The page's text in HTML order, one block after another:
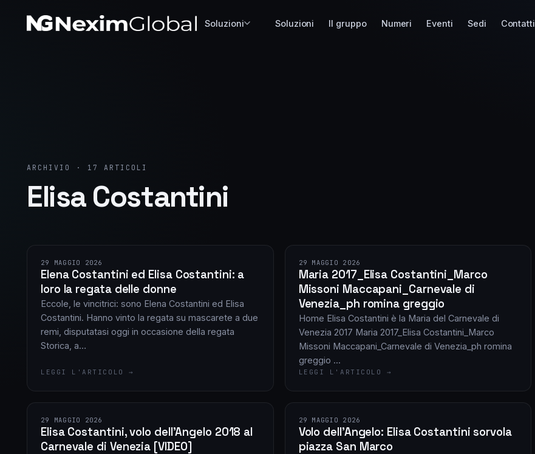
Soluzioni Soluzioni Il gruppo Numeri Eventi Sedi Contatti
ARCHIVIO · 17 ARTICOLI
Elisa Costantini
29 MAGGIO 2026
Elena Costantini ed Elisa Costantini: a
loro la regata delle donne
Eccole, le vincitrici: sono Elena Costantini ed Elisa
Costantini. Hanno vinto la regata su mascarete a due
remi, disputatasi oggi in occasione della regata
Storica, a…
LEGGI L'ARTICOLO →
29 MAGGIO 2026
Maria 2017_Elisa Costantini_Marco
Missoni Maccapani_Carnevale di
Venezia_ph romina greggio
Home Elisa Costantini è la Maria del Carnevale di
Venezia 2017 Maria 2017_Elisa Costantini_Marco
Missoni Maccapani_Carnevale di Venezia_ph romina
greggio ...
LEGGI L'ARTICOLO →
29 MAGGIO 2026
Elisa Costantini, volo dell’Angelo 2018 al
Carnevale di Venezia [VIDEO]
29 MAGGIO 2026
Volo dell’Angelo: Elisa Costantini sorvola
piazza San Marco